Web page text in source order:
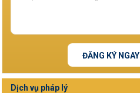
ĐĂNG KÝ NGAY
Dịch vụ pháp lý